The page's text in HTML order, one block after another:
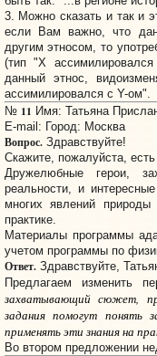
3. Можно сказать и так и
если Вам важно, что
другим этносом, то
(тип "X
данный этнос,
ассимилировался с Y-ом".
№ 11 Имя: Татьяна
E-mail: Город: Москва
Вопрос.Здравствуйте!
Скажите, пожалуйста,
Дружелюбные герои,
реальности, и
многих явлений
практике.
Материалы программы
учетом программы по
Ответ.Здравствуйте,
Предлагаем изменить
захватывающий сюжет,
задания помогут понять
применять эти знания на
Во втором предложении